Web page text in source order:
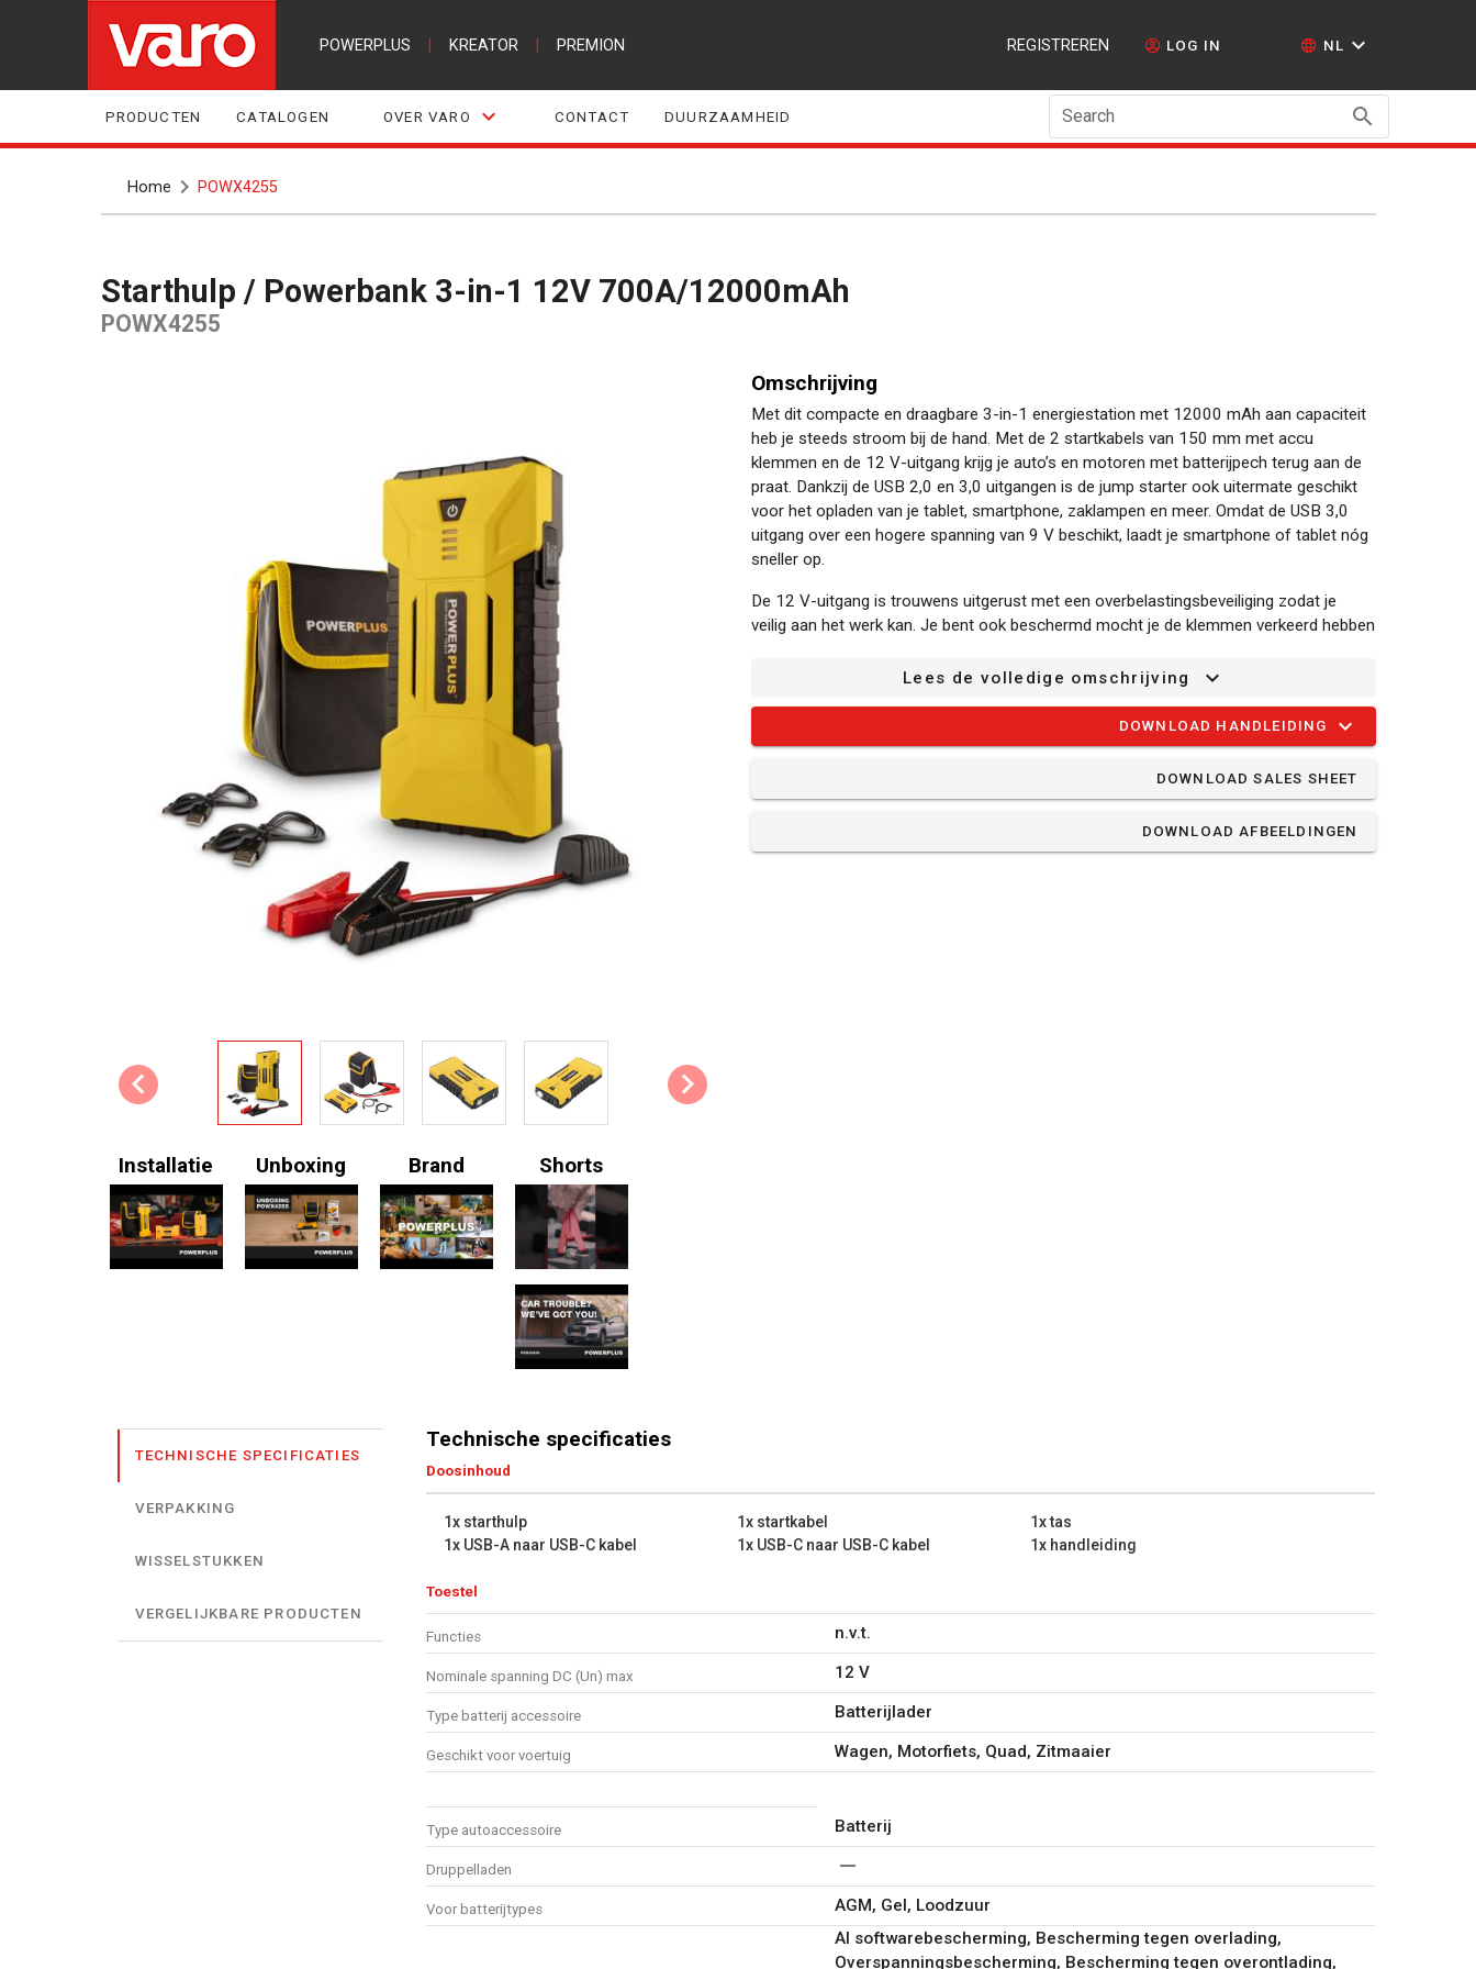
POWERPLUS KREATOR PREMION REGISTREREN LOG IN NL
PRODUCTEN CATALOGEN OVER VARO CONTACT DUURZAAMHEID Search
Home POWX4255
Starthulp / Powerbank 3-in-1 12V 700A/12000mAh
POWX4255
Installatie Unboxing Brand Shorts
Omschrijving
Met dit compacte en draagbare 3-in-1 energiestation met 12000 mAh aan capaciteit
heb je steeds stroom bij de hand. Met de 2 startkabels van 150 mm met accu
klemmen en de 12 V-uitgang krijg je auto’s en motoren met batterijpech terug aan de
praat. Dankzij de USB 2,0 en 3,0 uitgangen is de jump starter ook uitermate geschikt
voor het opladen van je tablet, smartphone, zaklampen en meer. Omdat de USB 3,0
uitgang over een hogere spanning van 9 V beschikt, laadt je smartphone of tablet nóg
sneller op.
De 12 V-uitgang is trouwens uitgerust met een overbelastingsbeveiliging zodat je
veilig aan het werk kan. Je bent ook beschermd mocht je de klemmen verkeerd hebben
apparaat uitgerust met beveiligingen tegen onder andere kortsluiting, stroompieken,
Deze POWX4255 heeft daarbovenop ook nog een 15V-aansluiting die als voeding kan
dienen voor kleine toestellen zoals een mini-koelkast of ventilator. Dat komt zeker van
Lees de volledige omschrijving
DOWNLOAD HANDLEIDING
DOWNLOAD SALES SHEET
DOWNLOAD AFBEELDINGEN
TECHNISCHE SPECIFICATIES
VERPAKKING
WISSELSTUKKEN
VERGELIJKBARE PRODUCTEN
Technische specificaties
Doosinhoud
1x starthulp 1x startkabel
1x tas
1x USB-A naar USB-C kabel
1x USB-C naar USB-C kabel 1x handleiding
Toestel
Functies n.v.t.
Nominale spanning DC (Un) max 12 V
Type batterij accessoire Batterijlader
Geschikt voor voertuig Wagen, Motorfiets, Quad, Zitmaaier
Type autoaccessoire Batterij
Druppelladen
Voor batterijtypes AGM, Gel, Loodzuur
AI softwarebescherming, Bescherming tegen overlading,
Overspanningsbescherming, Bescherming tegen overontlading,